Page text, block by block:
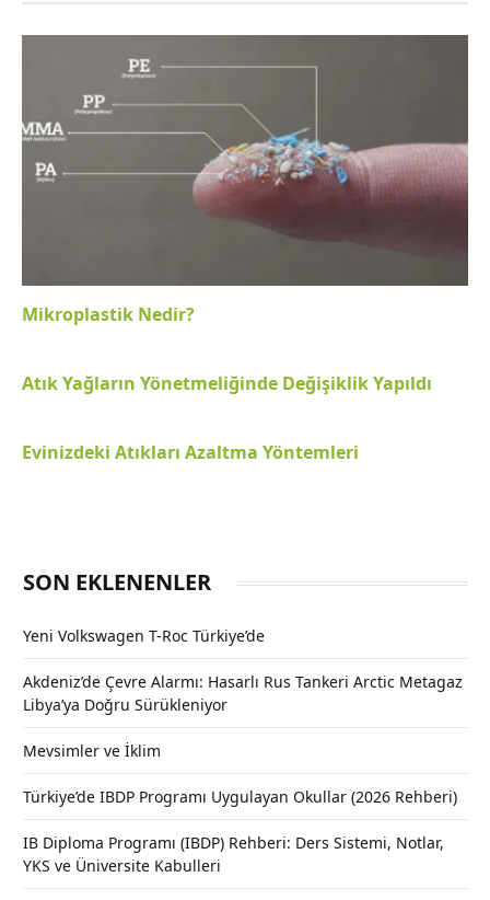
Mikroplastik Nedir?
Atık Yağların Yönetmeliğinde Değişiklik Yapıldı
Evinizdeki Atıkları Azaltma Yöntemleri
SON EKLENENLER
Yeni Volkswagen T-Roc Türkiye’de
Akdeniz’de Çevre Alarmı: Hasarlı Rus Tankeri Arctic Metagaz
Libya’ya Doğru Sürükleniyor
Mevsimler ve İklim
Türkiye’de IBDP Programı Uygulayan Okullar (2026 Rehberi)
IB Diploma Programı (IBDP) Rehberi: Ders Sistemi, Notlar,
YKS ve Üniversite Kabulleri